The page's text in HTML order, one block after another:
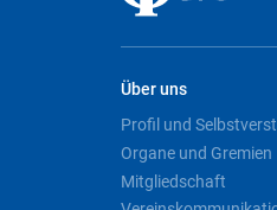
Über uns
Profil und
Organe und Gremien
Mitgliedschaft